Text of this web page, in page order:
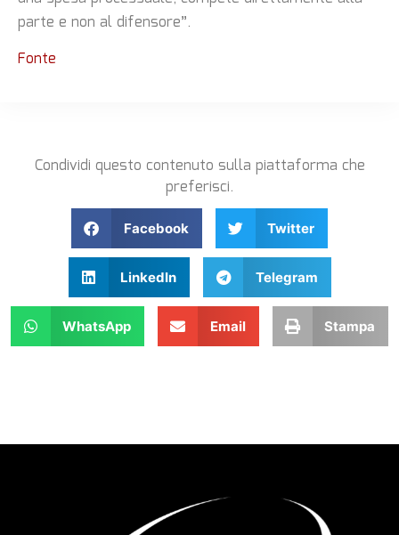
parte e non al difensore”.
Fonte
Condividi questo contenuto sulla piattaforma che
preferisci.
Facebook Twitter
LinkedIn Telegram
WhatsApp Email Stampa